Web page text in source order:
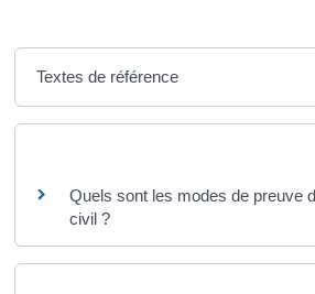
Textes de référence
Quels sont les modes de preuve
civil ?